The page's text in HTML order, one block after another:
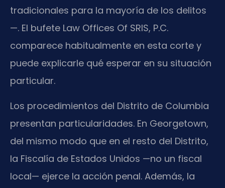
tradicionales para la mayoría de los delitos
—. El bufete Law Offices Of SRIS, P.C.
comparece habitualmente en esta corte y
puede explicarle qué esperar en su situación
particular.
Los procedimientos del Distrito de Columbia
presentan particularidades. En Georgetown,
del mismo modo que en el resto del Distrito,
la Fiscalía de Estados Unidos —no un fiscal
local— ejerce la acción penal. Además, la